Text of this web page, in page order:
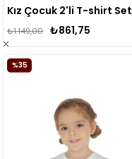
Kız Çocuk 2'li T-shirt Set
₺861,75
₺1.149,00
%35